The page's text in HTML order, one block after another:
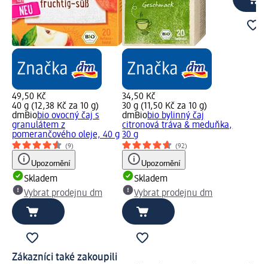
49,50 Kč
40 g (12,38 Kč za 10 g)
dmBiobio ovocný čaj s
granulátem z
pomerančového oleje, 40 g
(9)
Upozornění
Skladem
Vybrat prodejnu dm
34,50 Kč
30 g (11,50 Kč za 10 g)
dmBiobio bylinný čaj
citronová tráva & meduňka,
30 g
(92)
Upozornění
Skladem
Vybrat prodejnu dm
Zákazníci také zakoupili